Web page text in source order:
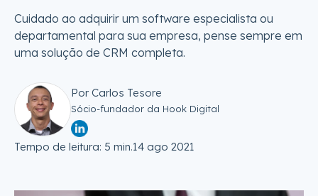
Cuidado ao adquirir um software especialista ou
departamental para sua empresa, pense sempre em
uma solução de CRM completa.
Por Carlos Tesore
Sócio-fundador da Hook Digital
Tempo de leitura: 5 min.14 ago 2021